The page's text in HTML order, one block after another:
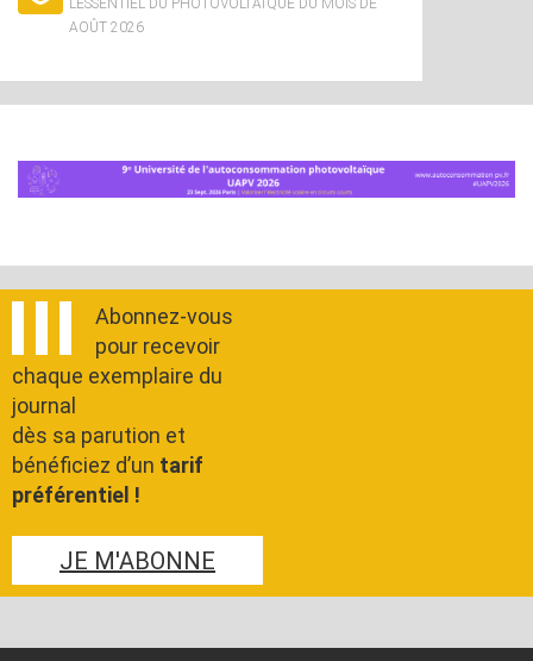
L’ESSENTIEL DU PHOTOVOLTAÏQUE DU MOIS DE
AOÛT 2026
Abonnez-vous
pour recevoir
chaque exemplaire du
journal
dès sa parution et
bénéficiez d’un tarif
préférentiel !
JE M'ABONNE